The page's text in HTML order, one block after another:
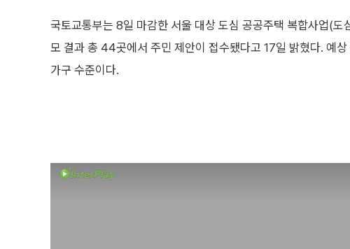
국토교통부는 8일 마감한 서울 대상 도심 공공주택 복합사업(도
모 결과 총 44곳에서 주민 제안이 접수됐다고 17일 밝혔다. 예
가구 수준이다.